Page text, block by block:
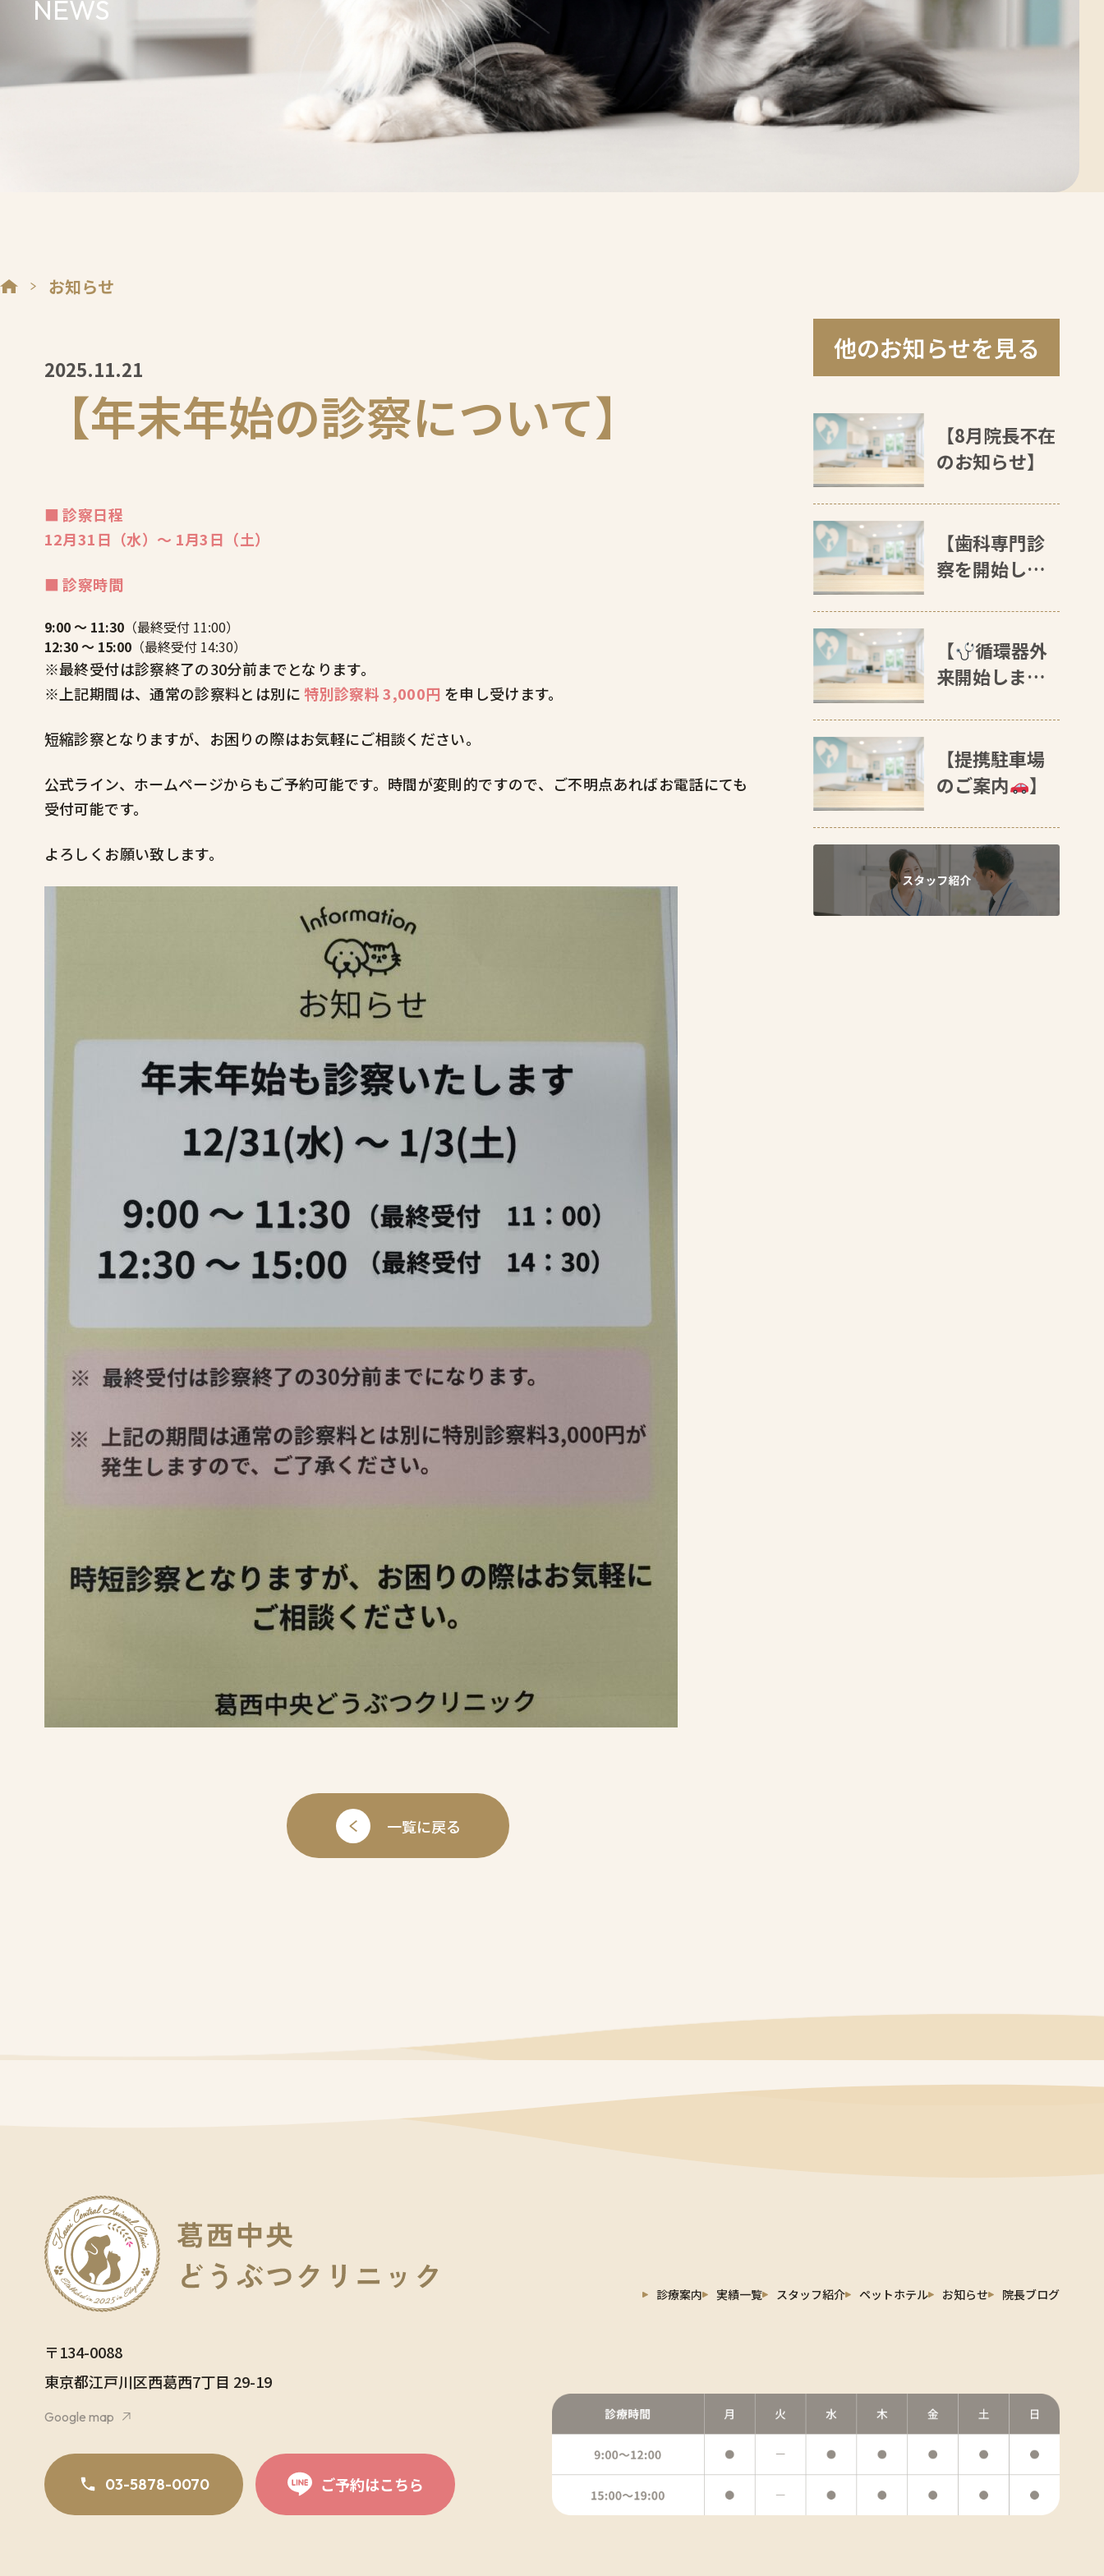
NEWS
お知らせ
2025.11.21
【年末年始の診察について】
■ 診察日程
12月31日（水）〜 1月3日（土）
■ 診察時間
9:00 ～ 11:30（最終受付 11:00）
12:30 ～ 15:00（最終受付 14:30）
※最終受付は診察終了の30分前までとなります。
※上記期間は、通常の診察料とは別に 特別診察料 3,000円 を申し受けます。
短縮診察となりますが、お困りの際はお気軽にご相談ください。
公式ライン、ホームページからもご予約可能です。時間が変則的ですので、ご不明点あればお電話にても
受付可能です。
よろしくお願い致します。
一覧に戻る
他のお知らせを見る
【8月院長不在
のお知らせ】
【歯科専門診
察を開始しま
【
循環器外
来開始します
【提携駐車場
のご案内
】
〒134-0088
東京都江⼾川区⻄葛⻄7丁⽬ 29-19
Google map
03-5878-0070 ご予約はこちら
診療案内 実績一覧 スタッフ紹介 ペットホテル お知らせ 院長ブログ